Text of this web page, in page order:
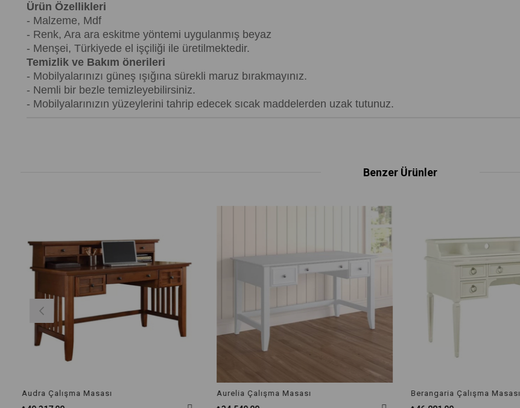
Ürün Özellikleri
- Malzeme, Mdf
- Renk, Ara ara eskitme yöntemi uygulanmış beyaz
- Menşei, Türkiyede el işçiliği ile üretilmektedir.
Temizlik ve Bakım önerileri
- Mobilyalarınızı güneş ışığına sürekli maruz bırakmayınız.
- Nemli bir bezle temizleyebilirsiniz.
- Mobilyalarınızın yüzeylerini tahrip edecek sıcak maddelerden uzak tutunuz.
Benzer Ürünler
Audra Çalışma Masası Aurelia Çalışma Masası Berangaria Çalışma Masası